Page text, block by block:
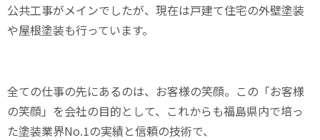
公共工事がメインでしたが、現在は戸建て住宅の外壁塗装
や屋根塗装も行っています。
全ての仕事の先にあるのは、お客様の笑顔。この「お客様
の笑顔」を会社の目的として、これからも福島県内で培っ
た塗装業界No.1の実績と信頼の技術で、